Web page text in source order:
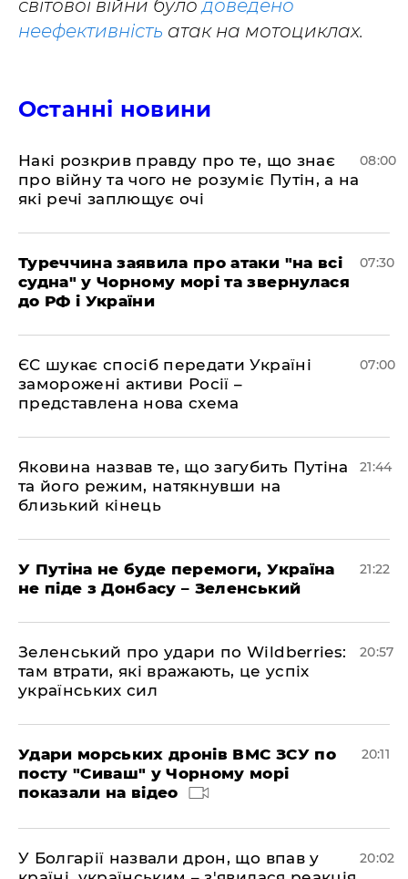
світової війни було доведено
неефективність атак на мотоциклах.
Останні новини
Накі розкрив правду про те, що знає
про війну та чого не розуміє Путін, а на
які речі заплющує очі
08:00
Туреччина заявила про атаки "на всі
судна" у Чорному морі та звернулася
до РФ і України
07:30
ЄС шукає спосіб передати Україні
заморожені активи Росії –
представлена ​​нова схема
07:00
Яковина назвав те, що загубить Путіна
та його режим, натякнувши на
близький кінець
21:44
У Путіна не буде перемоги, Україна
не піде з Донбасу – Зеленський
21:22
Зеленський про удари по Wildberries:
там втрати, які вражають, це успіх
українських сил
20:57
Удари морських дронів ВМС ЗСУ по
посту "Сиваш" у Чорному морі
показали на відео
20:11
У Болгарії назвали дрон, що впав у
20:02